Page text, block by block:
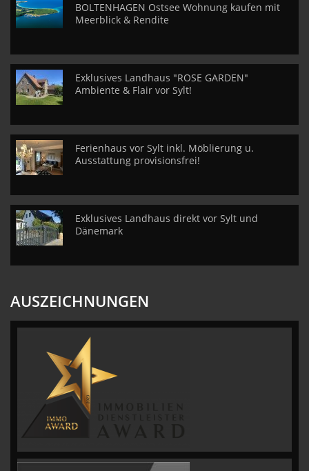
BOLTENHAGEN Ostsee Wohnung kaufen mit
Meerblick & Rendite
Exklusives Landhaus "ROSE GARDEN"
Ambiente & Flair vor Sylt!
Ferienhaus vor Sylt inkl. Möblierung u.
Ausstattung provisionsfrei!
Exklusives Landhaus direkt vor Sylt und
Dänemark
AUSZEICHNUNGEN